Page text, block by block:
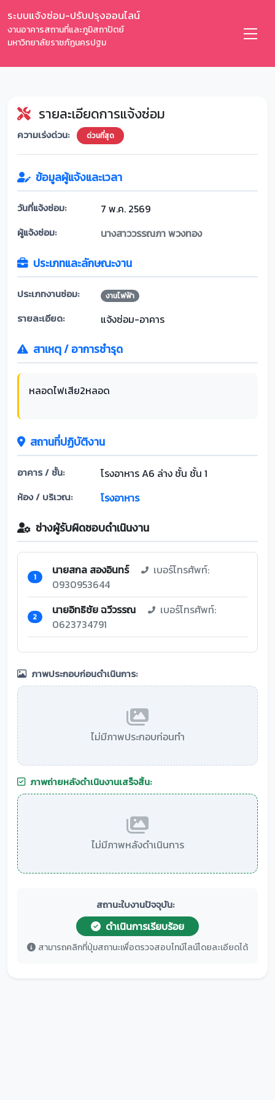
ระบบแจ้งซ่อม-ปรับปรุงออนไลน์
งานอาคารสถานที่และภูมิสถาปัตย์
มหาวิทยาลัยราชภัฏนครปฐม
รายละเอียดการแจ้งซ่อม
ความเร่งด่วน: ด่วนที่สุด
ข้อมูลผู้แจ้งและเวลา
วันที่แจ้งซ่อม: 7 พ.ค. 2569
ผู้แจ้งซ่อม: นางสาววรรณภา พวงทอง
ประเภทและลักษณะงาน
ประเภทงานซ่อม: งานไฟฟ้า
รายละเอียด: แจ้งซ่อม-อาคาร
สาเหตุ / อาการชำรุด
หลอดไฟเสีย2หลอด
สถานที่ปฏิบัติงาน
อาคาร / ชั้น: โรงอาหาร A6 ล่าง ชั้น ชั้น 1
ห้อง / บริเวณ: โรงอาหาร
ช่างผู้รับผิดชอบดำเนินงาน
1 นายสกล สองอินทร์
เบอร์โทรศัพท์:
0930953644
2 นายอิทธิชัย ฉวีวรรณ
เบอร์โทรศัพท์:
0623734791
ภาพประกอบก่อนดำเนินการ:
ไม่มีภาพประกอบก่อนทำ
ภาพถ่ายหลังดำเนินงานเสร็จสิ้น:
ไม่มีภาพหลังดำเนินการ
สถานะใบงานปัจจุบัน:
ดำเนินการเรียบร้อย
สามารถคลิกที่ปุ่มสถานะเพื่อตรวจสอบไทม์ไลน์โดยละเอียดได้